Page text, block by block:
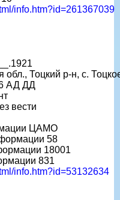
info.htm?id=261367039
Тоцкий р-н, с.
АД ДД
вести
ЦАМО
58
18001
831
info.htm?id=53132634